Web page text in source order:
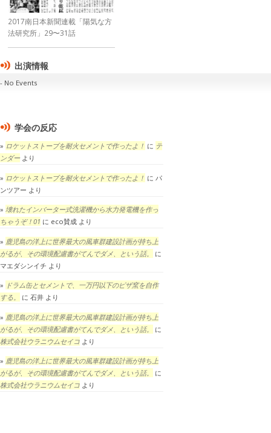
2017南日本新聞連載「陽気な方
法研究所」29〜31話
出演情報
No Events
学会の反応
ロケットストーブを耐火セメントで作ったよ！ に テ
ンダーより
ロケットストーブを耐火セメントで作ったよ！ に パ
ンツアー より
壊れたインバーター式洗濯機から水力発電機を作っ
ちゃうぞ！01 に eco賛成 より
鹿児島の洋上に世界最大の風車群建設計画が持ち上
がるが、その環境配慮書がてんでダメ、という話。
に
マエダシンイチ より
ドラム缶とセメントで、一万円以下のピザ窯を自作
する。
に 石井 より
鹿児島の洋上に世界最大の風車群建設計画が持ち上
がるが、その環境配慮書がてんでダメ、という話。
に
株式会社ウラニウムセイコ より
鹿児島の洋上に世界最大の風車群建設計画が持ち上
がるが、その環境配慮書がてんでダメ、という話。
に
株式会社ウラニウムセイコ より